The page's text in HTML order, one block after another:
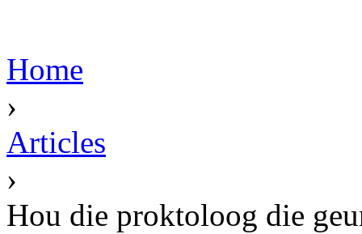
Home
›
Articles
›
Hou die proktoloog die